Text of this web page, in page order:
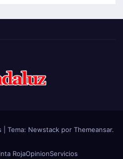
Tema: Newstackpor Themeansar.
RojaOpinionServicios